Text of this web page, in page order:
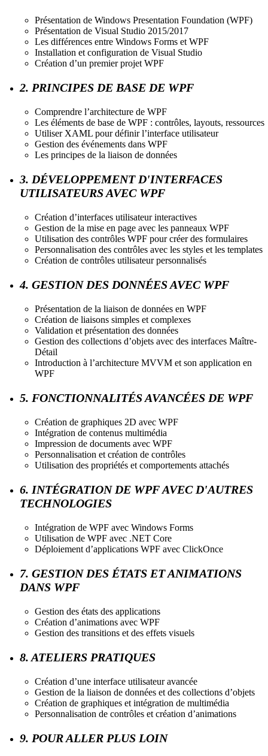
Présentation de Windows Presentation Foundation (WPF)
Présentation de Visual Studio 2015/2017
Les différences entre Windows Forms et WPF
Installation et configuration de Visual Studio
Création d’un premier projet WPF
2. PRINCIPES DE BASE DE WPF
Comprendre l’architecture de WPF
Les éléments de base de WPF : contrôles, layouts, ressources
Utiliser XAML pour définir l’interface utilisateur
Gestion des événements dans WPF
Les principes de la liaison de données
3. DÉVELOPPEMENT D'INTERFACES
UTILISATEURS AVEC WPF
Création d’interfaces utilisateur interactives
Gestion de la mise en page avec les panneaux WPF
Utilisation des contrôles WPF pour créer des formulaires
Personnalisation des contrôles avec les styles et les templates
Création de contrôles utilisateur personnalisés
4. GESTION DES DONNÉES AVEC WPF
Présentation de la liaison de données en WPF
Création de liaisons simples et complexes
Validation et présentation des données
Gestion des collections d’objets avec des interfaces Maître-
Détail
Introduction à l’architecture MVVM et son application en
WPF
5. FONCTIONNALITÉS AVANCÉES DE WPF
Création de graphiques 2D avec WPF
Intégration de contenus multimédia
Impression de documents avec WPF
Personnalisation et création de contrôles
Utilisation des propriétés et comportements attachés
6. INTÉGRATION DE WPF AVEC D'AUTRES
TECHNOLOGIES
Intégration de WPF avec Windows Forms
Utilisation de WPF avec .NET Core
Déploiement d’applications WPF avec ClickOnce
7. GESTION DES ÉTATS ET ANIMATIONS
DANS WPF
Gestion des états des applications
Création d’animations avec WPF
Gestion des transitions et des effets visuels
8. ATELIERS PRATIQUES
Création d’une interface utilisateur avancée
Gestion de la liaison de données et des collections d’objets
Création de graphiques et intégration de multimédia
Personnalisation de contrôles et création d’animations
9. POUR ALLER PLUS LOIN